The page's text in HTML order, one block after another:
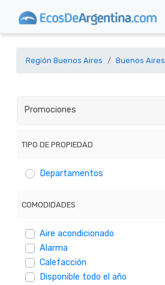
Región Buenos Aires Buenos Aires
Promociones
TIPO DE PROPIEDAD
Departamentos
COMODIDADES
Aire acondicionado
Alarma
Calefacción
Disponible todo el año